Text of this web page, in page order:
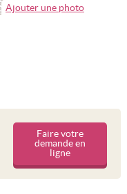
Ajouter une photo
Faire votre
demande en
ligne